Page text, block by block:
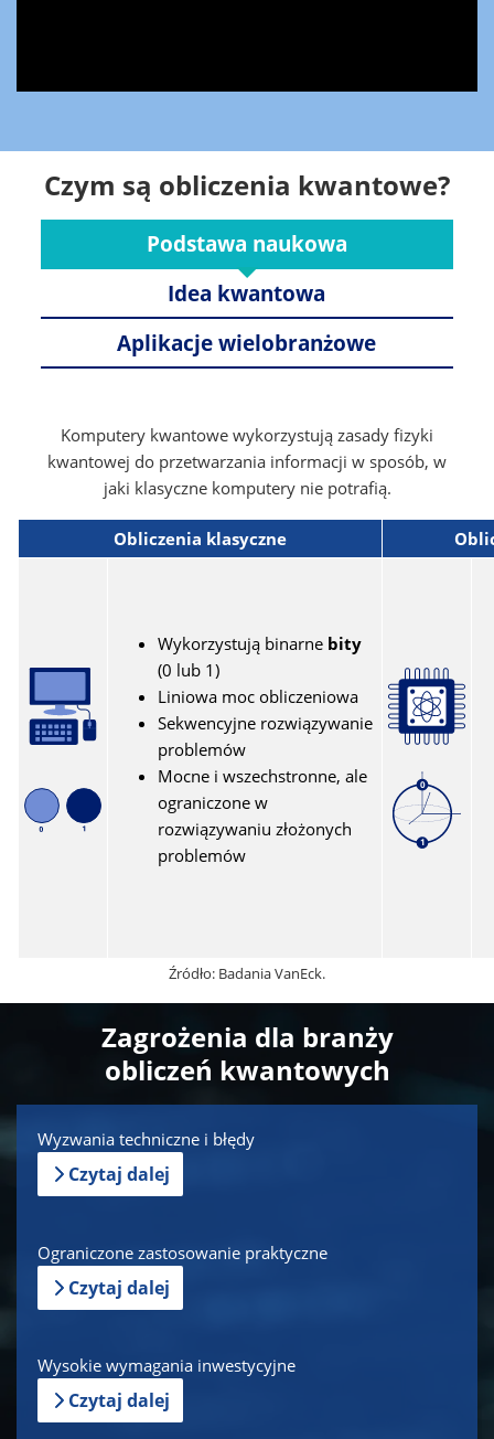
Czym są obliczenia kwantowe?
Podstawa naukowa
Idea kwantowa
Aplikacje wielobranżowe
Komputery kwantowe wykorzystują zasady fizyki
kwantowej do przetwarzania informacji w sposób, w
jaki klasyczne komputery nie potrafią.
Obliczenia klasyczne
Wykorzystują binarne bity
(0 lub 1)
Liniowa moc obliczeniowa
Sekwencyjne rozwiązywanie
problemów
Mocne i wszechstronne, ale
ograniczone w
rozwiązywaniu złożonych
problemów
Źródło: Badania VanEck.
Zagrożenia dla branży
obliczeń kwantowych
Wyzwania techniczne i błędy
Czytaj dalej
Ograniczone zastosowanie praktyczne
Czytaj dalej
Wysokie wymagania inwestycyjne
Czytaj dalej